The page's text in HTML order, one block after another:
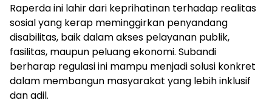
Raperda ini lahir dari keprihatinan terhadap realitas
sosial yang kerap meminggirkan penyandang
disabilitas, baik dalam akses pelayanan publik,
fasilitas, maupun peluang ekonomi. Subandi
berharap regulasi ini mampu menjadi solusi konkret
dalam membangun masyarakat yang lebih inklusif
dan adil.